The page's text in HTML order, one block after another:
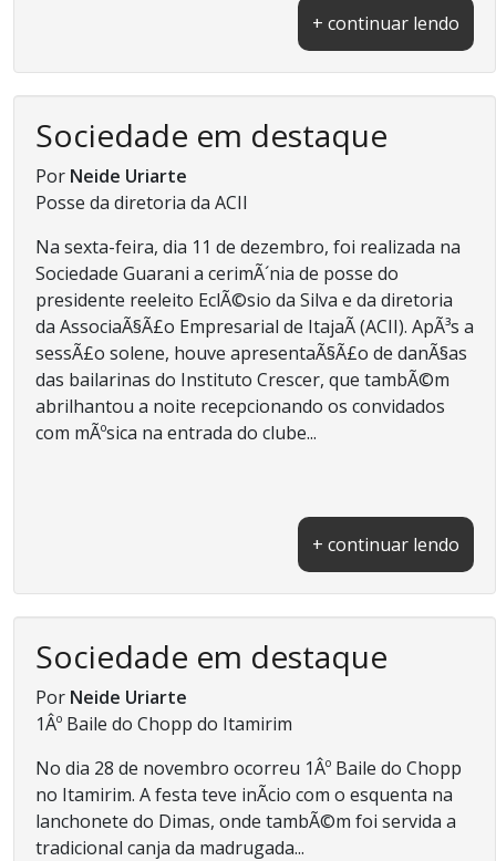
+ continuar lendo
Sociedade em destaque
Por Neide Uriarte
Posse da diretoria da ACII
Na sexta-feira, dia 11 de dezembro, foi realizada na
Sociedade Guarani a cerimÃ´nia de posse do
presidente reeleito EclÃ©sio da Silva e da diretoria
da AssociaÃ§Ã£o Empresarial de ItajaÃ­ (ACII). ApÃ³s a
sessÃ£o solene, houve apresentaÃ§Ã£o de danÃ§as
das bailarinas do Instituto Crescer, que tambÃ©m
abrilhantou a noite recepcionando os convidados
com mÃºsica na entrada do clube...
+ continuar lendo
Sociedade em destaque
Por Neide Uriarte
1Âº Baile do Chopp do Itamirim
No dia 28 de novembro ocorreu 1Âº Baile do Chopp
no Itamirim. A festa teve inÃ­cio com o esquenta na
lanchonete do Dimas, onde tambÃ©m foi servida a
tradicional canja da madrugada...